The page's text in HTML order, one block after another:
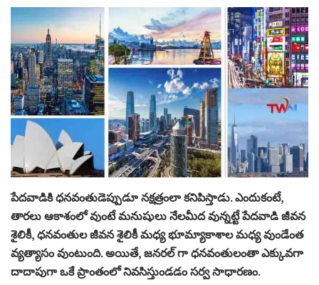
పేదవాడికి ధనవంతుడెప్పుడూ నక్షత్రంలా కనిపిస్తాడు. ఎందుకంటే,
తారలు ఆకాశంలో వుంటే మనుషులు నేలమీద వున్నట్టే పేదవాడి జీవన
శైలికీ, ధనవంతుల జీవన శైలికీ మధ్య భూమ్యాకాశాల మధ్య వుండేంత
వ్యత్యాసం వుంటుంది. అయితే, జనరల్ గా ధనవంతులంతా ఎక్కువగా
దాదాపుగా ఒకే ప్రాంతంలో నివసిస్తుండడం సర్వ సాధారణం.